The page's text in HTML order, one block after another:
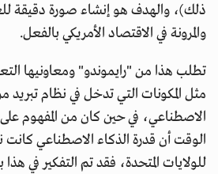
ذلك)، والهدف هو إنشاء صورة دقيقة
والمرونة في الاقتصاد الأمريكي بالفعل.
تطلب هذا من "رايموندو" ومعاونيها
مثل المكونات التي تدخل في نظام تبريد
الاصطناعي، في حين كان من المفهوم
الوقت أن قدرة الذكاء الاصطناعي
للولايات المتحدة، فقد تم التفكير في